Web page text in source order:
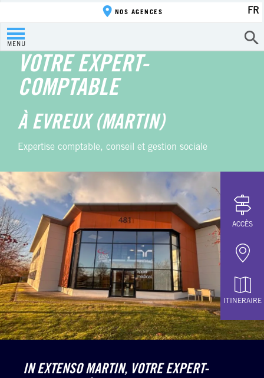
MENU
NOS AGENCES FR
VOTRE EXPERT-
COMPTABLE
À EVREUX (MARTIN)
Expertise comptable, conseil et gestion sociale
ACCÈS
ITINERAIRE
IN EXTENSO MARTIN, VOTRE EXPERT-